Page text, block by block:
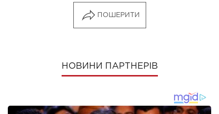
ПОШЕРИТИ
НОВИНИ ПАРТНЕРІВ